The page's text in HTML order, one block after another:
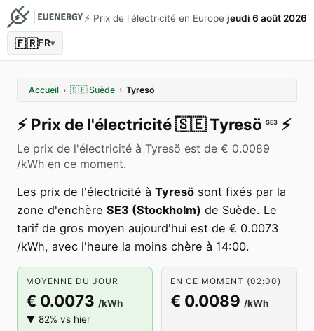
⚡️ Prix de l'électricité en Europe jeudi 6 août 2026
🇫🇷FR▾
Accueil › 🇸🇪 Suède › Tyresö
⚡️ Prix de l'électricité🇸🇪Tyresö SE3 ⚡️
Le prix de l'électricité à Tyresö est de € 0.0089
/kWh en ce moment.
Les prix de l'électricité à Tyresö sont fixés par la
zone d'enchère SE3 (Stockholm) de Suède. Le
tarif de gros moyen aujourd'hui est de € 0.0073
/kWh, avec l'heure la moins chère à 14:00.
MOYENNE DU JOUR
€ 0.0073 /kWh
▼ 82% vs hier
EN CE MOMENT (02:00)
€ 0.0089 /kWh